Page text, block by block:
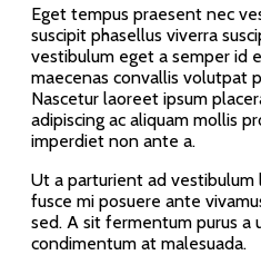
Eget tempus praesent nec
suscipit phasellus viverra
vestibulum eget a semper id
maecenas convallis volutpat
Nascetur laoreet ipsum
adipiscing ac aliquam mollis
imperdiet non ante a.
Ut a parturient ad vestibulum
fusce mi posuere ante
sed. A sit fermentum purus a
condimentum at malesuada.